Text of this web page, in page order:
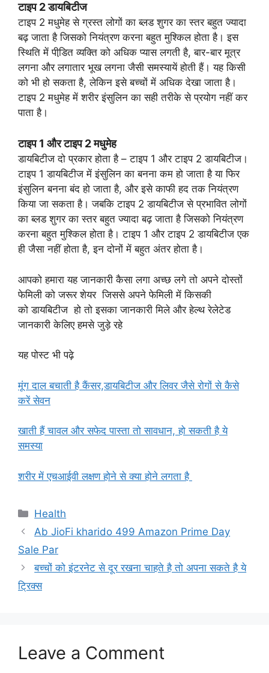
टाइप 2 डायबिटीज
टाइप 2 मधुमेह से ग्रस्‍त लोगों का ब्लड शुगर का स्‍तर बहुत ज्यादा
बढ़ जाता है जिसको नियंत्रण करना बहुत मुश्किल होता है। इस
स्थिति में पीडि़त व्यक्ति को अधिक प्यास लगती है, बार-बार मूत्र
लगना और लगातार भूख लगना जैसी समस्‍यायें होती हैं। यह किसी
को भी हो सकता है, लेकिन इसे बच्‍चों में अधिक देखा जाता है।
टाइप 2 मधुमेह में शरीर इंसुलिन का सही तरीके से प्रयोग नहीं कर
पाता है।
टाइप 1 और टाइप 2 मधुमेह
डायबिटीज दो प्रकार होता है – टाइप 1 और टाइप 2 डायबिटीज।
टाइप 1 डायबिटीज में इंसुलिन का बनना कम हो जाता है या फिर
इंसुलिन बनना बंद हो जाता है, और इसे काफी हद तक नियंत्रण
किया जा सकता है। जबकि टाइप 2 डायबिटीज से प्रभावित लोगों
का ब्लड शुगर का स्‍तर बहुत ज्यादा बढ़ जाता है जिसको नियंत्रण
करना बहुत मुश्किल होता है। टाइप 1 और टाइप 2 डायबिटीज एक
ही जैसा नहीं होता है, इन दोनों में बहुत अंतर होता है।
आपको हमारा यह जानकारी कैसा लगा अच्छ लगे तो अपने दोस्तों
फेमिली को जरूर शेयर जिससे अपने फेमिली में किसकी
को डायबिटीज हो तो इसका जानकारी मिले और हेल्थ रेलेटेड
जानकारी केलिए हमसे जुड़े रहे
यह पोस्ट भी पढ़े
मूंग दाल बचाती है कैंसर,डायबिटीज और लिवर जैसे रोगों से कैसे
करें सेवन
खाती हैं चावल और सफेद पास्ता तो सावधान, हो सकती है ये
समस्या
शरीर में एचआईवी लक्षण होने से क्या होने लगता है
Categories
Health
Ab JioFi kharido 499 Amazon Prime Day
Sale Par
बच्चों को इंटरनेट से दूर रखना चाहते है तो अपना सकते है ये
ट्रिक्स
Leave a Comment